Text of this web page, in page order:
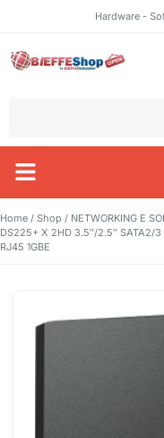
Hardware -
Home / Shop / NETWORKING E
DS225+ X 2HD 3.5″/2.5″ SATA2/3
RJ45 1GBE